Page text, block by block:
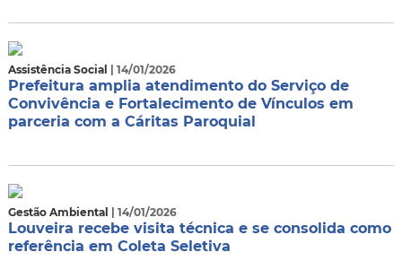
Assistência Social | 14/01/2026
Prefeitura amplia atendimento do Serviço de
Convivência e Fortalecimento de Vínculos em
parceria com a Cáritas Paroquial
Gestão Ambiental | 14/01/2026
Louveira recebe visita técnica e se consolida como
referência em Coleta Seletiva